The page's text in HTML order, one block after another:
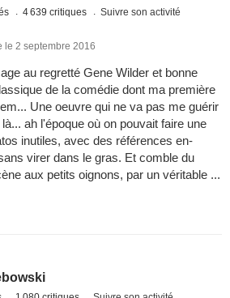
4 639 critiques Suivre son activité
le 2 septembre 2016
au regretté Gene Wilder et bonne
de la comédie dont ma première
Une oeuvre qui ne va pas me guérir
ah l'époque où on pouvait faire une
inutiles, avec des références en-
virer dans le gras. Et comble du
aux petits oignons, par un véritable ...